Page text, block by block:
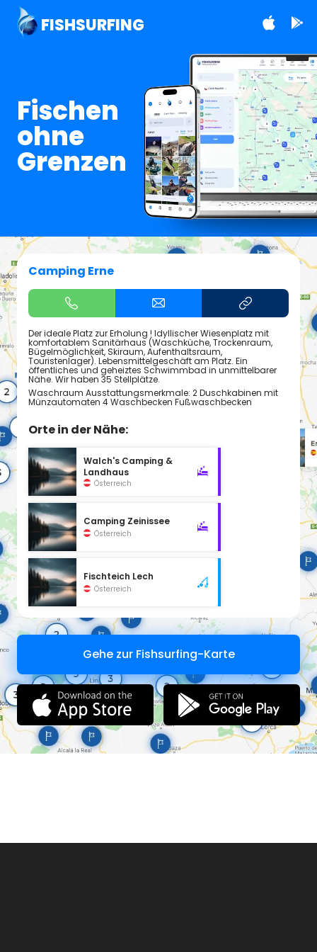
FISHSURFING
Fischen
ohne
Grenzen
Camping Erne
Der ideale Platz zur Erholung ! Idyllischer Wiesenplatz mit
komfortablem Sanitärhaus (Waschküche, Trockenraum,
Bügelmöglichkeit, Skiraum, Aufenthaltsraum,
Touristenlager). Lebensmittelgeschäft am Platz. Ein
öffentliches und geheiztes Schwimmbad in unmittelbarer
Nähe. Wir haben 35 Stellplätze.
Waschraum Ausstattungsmerkmale: 2 Duschkabinen mit
Münzautomaten 4 Waschbecken Fußwaschbecken
Orte in der Nähe:
Walch's Camping &
Landhaus
Österreich
Camping Zeinissee
Österreich
Fischteich Lech
Österreich
Gehe zur Fishsurfing-Karte